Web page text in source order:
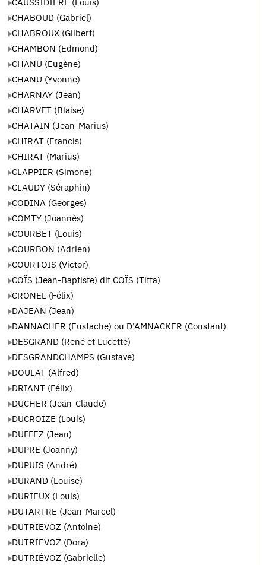
CHABOUD (Gabriel)
CHABROUX (Gilbert)
CHAMBON (Edmond)
CHANU (Eugène)
CHANU (Yvonne)
CHARNAY (Jean)
CHARVET (Blaise)
CHATAIN (Jean-Marius)
CHIRAT (Francis)
CHIRAT (Marius)
CLAPPIER (Simone)
CLAUDY (Séraphin)
CODINA (Georges)
COMTY (Joannès)
COURBET (Louis)
COURBON (Adrien)
COURTOIS (Victor)
COÏS (Jean-Baptiste) dit COÏS (Titta)
CRONEL (Félix)
DAJEAN (Jean)
DANNACHER (Eustache) ou D'AMNACKER (Constant)
DESGRAND (René et Lucette)
DESGRANDCHAMPS (Gustave)
DOULAT (Alfred)
DRIANT (Félix)
DUCHER (Jean-Claude)
DUCROIZE (Louis)
DUFFEZ (Jean)
DUPRE (Joanny)
DUPUIS (André)
DURAND (Louise)
DURIEUX (Louis)
DUTARTRE (Jean-Marcel)
DUTRIEVOZ (Antoine)
DUTRIEVOZ (Dora)
DUTRIÉVOZ (Gabrielle)